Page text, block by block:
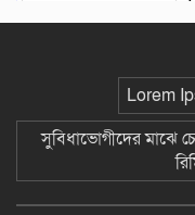
Lorem
সুবিধাভোগীদের মাঝে